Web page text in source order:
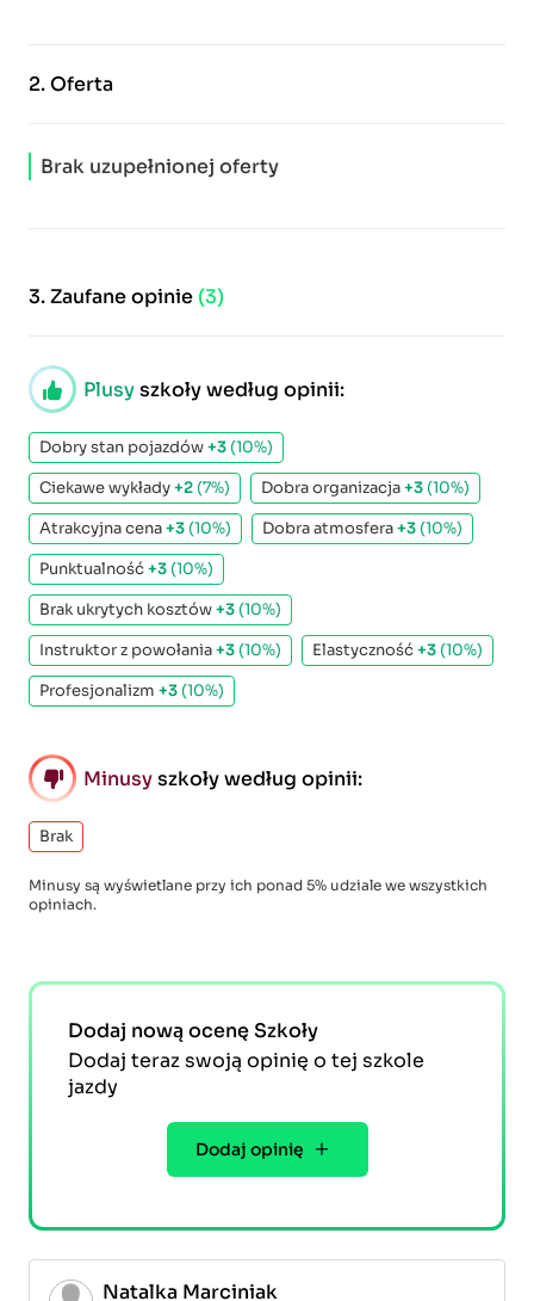
2.Oferta
Brak uzupełnionej oferty
3.Zaufane opinie (3)
Plusyszkoły według opinii:
Dobry stan pojazdów+3 (10%)
Ciekawe wykłady+2 (7%) Dobra organizacja+3 (10%)
Atrakcyjna cena+3 (10%) Dobra atmosfera+3 (10%)
Punktualność+3 (10%)
Brak ukrytych kosztów+3 (10%)
Instruktor z powołania+3 (10%) Elastyczność+3 (10%)
Profesjonalizm +3 (10%)
Minusyszkoły według opinii:
Brak
Minusy są wyświetlane przy ich ponad 5% udziale we wszystkich
opiniach.
Dodaj nową ocenę Szkoły
Dodaj teraz swoją opinię o tej szkole
jazdy
Dodaj opinię
Natalka Marciniak